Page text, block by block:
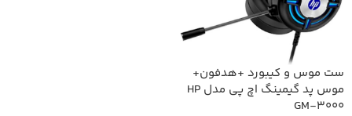
ست موس و کیبورد +هدفون+
موس پد گیمینگ اچ پی مدل HP
GM-3000